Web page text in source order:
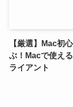
【厳選】Mac初
ぶ！Macで使え
ライアント